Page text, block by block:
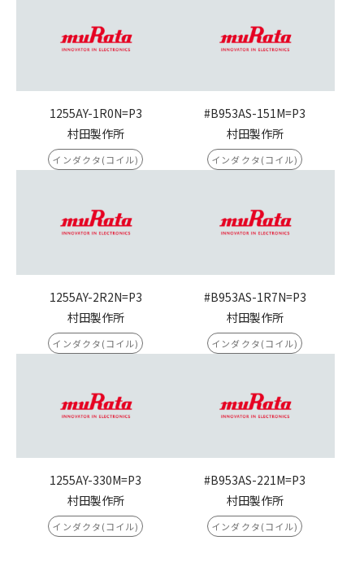
1255AY-1R0N=P3
村田製作所
インダクタ(コイル)
#B953AS-151M=P3
村田製作所
インダクタ(コイル)
1255AY-2R2N=P3
村田製作所
インダクタ(コイル)
#B953AS-1R7N=P3
村田製作所
インダクタ(コイル)
1255AY-330M=P3
村田製作所
インダクタ(コイル)
#B953AS-221M=P3
村田製作所
インダクタ(コイル)